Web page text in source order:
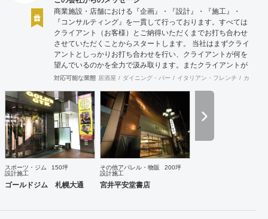
商業施設・店舗における『企画』・『設計』・『施工』・
『コンサルティング』を一貫して行っております。すべては
クライアント（お客様）とご納得いただくまでお打ち合わせ
させていただくことからスタートします。 当社はまずクライ
アントとしっかりお打ち合わせを行い、クライアントが何を
望んでいるのかを全力で汲み取ります。またクライアントが
思い描いていることをどのように表現していいのかお困りの
培ってきた当社ならではのノウハウでご提案いたします。
対応可能な業態 居酒屋 ダイニング・バー イタリアン・フレンチ カフェ
スポーツ・ジム
150坪
設計施工
ゴールドジム 札幌大通
その他アパレル・物販
200坪
設計施工
宮井平安堂書店